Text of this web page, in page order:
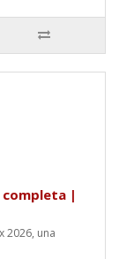
completa |
2026, una